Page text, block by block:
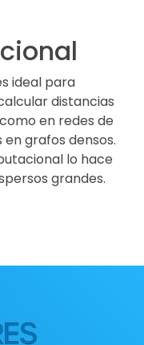
ideal para
distancias
en redes de
grafos densos.
lo hace
grandes.